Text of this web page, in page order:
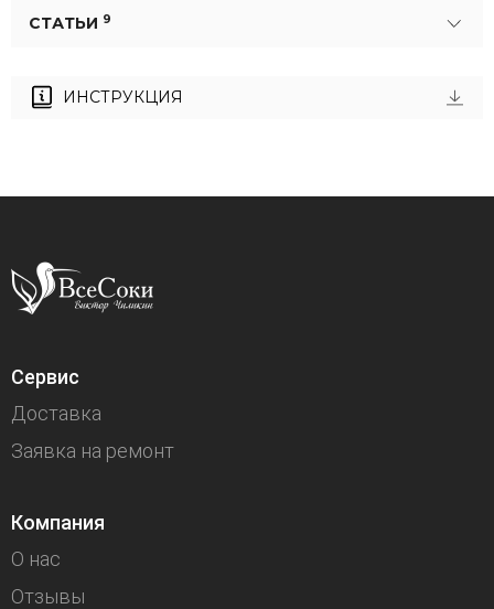
СТАТЬИ 9
ИНСТРУКЦИЯ
Сервис
Доставка
Заявка на ремонт
Компания
О нас
Отзывы